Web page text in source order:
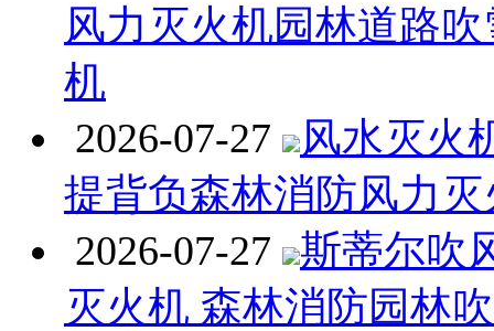
风力灭火机园林道路
机
2026-07-27
风水灭火
提背负森林消防风力
2026-07-27
斯蒂尔吹
灭火机 森林消防园林